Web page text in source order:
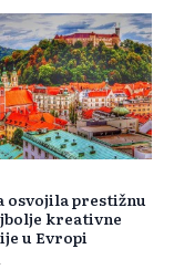
osvojila prestižnu
kreativne
u Evropi